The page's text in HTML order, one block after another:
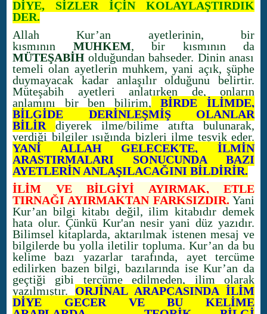
DİYE, SİZLER İÇİN KOLAYLAŞTIRDIK
DER.
Allah Kur’an ayetlerinin, bir
kısmının MUHKEM, bir kısmının da
MÜTEŞABİH olduğundan bahseder. Dinin anası
temeli olan ayetlerin muhkem, yani açık, şüphe
duymayacak kadar anlaşılır olduğunu belirtir.
Müteşabih ayetleri anlatırken de, onların
anlamını bir ben bilirim, BİRDE İLİMDE,
BİLGİDE DERİNLEŞMİŞ OLANLAR
BİLİR diyerek ilme/bilime atıfta bulunarak,
verdiği bilgiler ışığında bizleri ilme teşvik eder.
YANİ ALLAH GELECEKTE, İLMİN
ARAŞTIRMALARI SONUCUNDA BAZI
AYETLERİN ANLAŞILACAĞINI BİLDİRİR.
İLİM VE BİLGİYİ AYIRMAK, ETLE
TIRNAĞI AYIRMAKTAN FARKSIZDIR. Yani
Kur’an bilgi kitabı değil, ilim kitabıdır demek
hata olur. Çünkü Kur'an nesir yani düz yazıdır.
Bilimsel kitaplarda, aktarılmak istenen mesaj ve
bilgilerde bu yolla iletilir topluma. Kur’an da bu
kelime bazı yazarlar tarafında, ayet tercüme
edilirken bazen bilgi, bazılarında ise Kur’an da
geçtiği gibi tercüme edilmeden, ilim olarak
yazılmıştır. ORJİNAL ARAPÇASINDA İLİM
DİYE GEÇER VE BU KELİME